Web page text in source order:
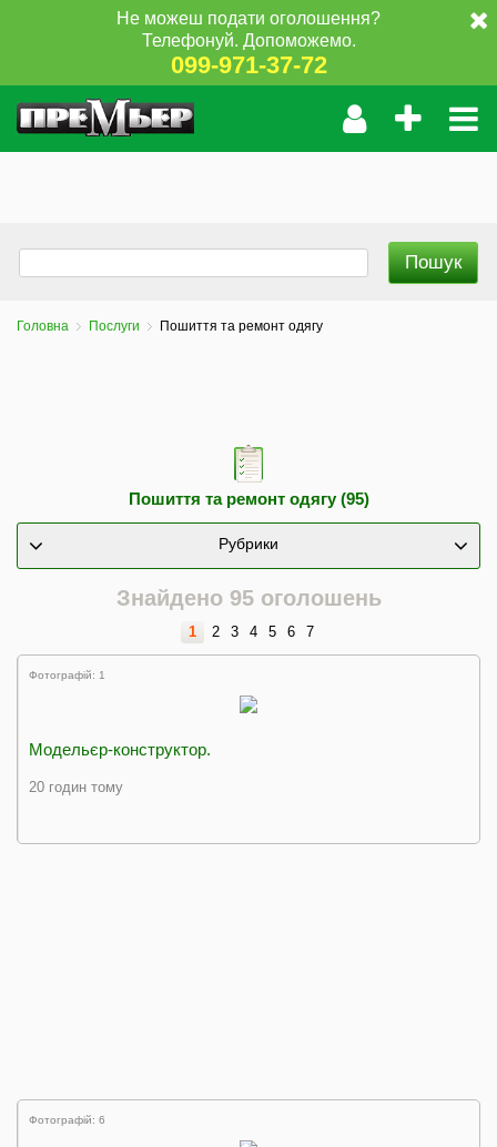
Не можеш подати оголошення?
Телефонуй. Допоможемо.
099-971-37-72
Головна Послуги Пошиття та ремонт одягу
Пошиття та ремонт одягу (95)
Рубрики
Знайдено 95 оголошень
1 2 3 4 5 6 7
Фотографій: 1
Модельєр-конструктор.
20 годин тому
Фотографій: 6